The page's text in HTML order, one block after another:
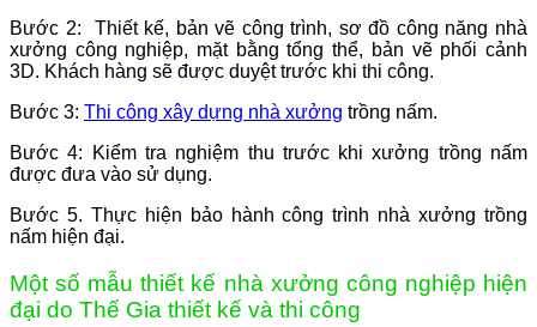
Bước 2: Thiết kế, bản vẽ công trình, sơ đồ công năng nhà
xưởng công nghiệp, mặt bằng tổng thể, bản vẽ phối cảnh
3D. Khách hàng sẽ được duyệt trước khi thi công.
Bước 3: Thi công xây dựng nhà xưởng trồng nấm.
Bước 4: Kiểm tra nghiệm thu trước khi xưởng trồng nấm
được đưa vào sử dụng.
Bước 5. Thực hiện bảo hành công trình nhà xưởng trồng
nấm hiện đại.
Một số mẫu thiết kế nhà xưởng công nghiệp hiện
đại do Thế Gia thiết kế và thi công